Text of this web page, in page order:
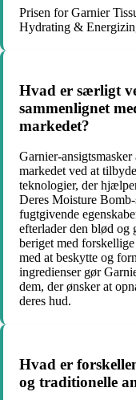
Prisen for Garnier
Hydrating &
Hvad er særligt
sammenlignet
markedet?
Garnier-
markedet ved at
teknologier, der
Deres Moisture
fugtgivende
efterlader den blød og
beriget med
med at beskytte og
ingredienser gør
dem, der ønsker at
deres hud.
Hvad er
og traditionelle